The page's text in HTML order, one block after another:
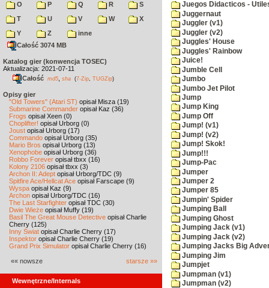
O
P Q R
S
T
U V W
X
Y
Z
inne
Całość 3074 MB
Katalog gier (konwencja TOSEC)
Aktualizacja: 2021-07-11
Całość md5 sha (7-Zip TUGZip)
Opisy gier
"Old Towers" (Atari ST) opisał Misza (19)
Submarine Commander opisał Kaz (36)
Frogs opisał Xeen (0)
Choplifter! opisał Urborg (0)
Joust opisał Urborg (17)
Commando opisał Urborg (35)
Mario Bros opisał Urborg (13)
Xenophobe opisał Urborg (36)
Robbo Forever opisał tbxx (16)
Kolony 2106 opisał tbxx (3)
Archon II: Adept opisał Urborg/TDC (9)
Spitfire Ace/Hellcat Ace opisał Farscape (9)
Wyspa opisał Kaz (9)
Archon opisał Urborg/TDC (16)
The Last Starfighter opisał TDC (30)
Dwie Wieże opisał Muffy (19)
Basil The Great Mouse Detective opisał Charlie
Cherry (125)
Inny Świat opisał Charlie Cherry (17)
Inspektor opisał Charlie Cherry (19)
Grand Prix Simulator opisał Charlie Cherry (16)
«« nowsze starsze »»
Wewnętrzne/Internals
Juegos Didacticos -
Juggernaut
Juggler (v1)
Juggler (v2)
Juggles' House
Juggles' Rainbow
Juice!
Jumble Cell
Jumbo
Jumbo Jet Pilot
Jump
Jump King
Jump Off
Jump! (v1)
Jump! (v2)
Jump! Skok!
Jump!!!
Jump-Pac
Jumper
Jumper 2
Jumper 85
Jumpin' Spider
Jumping Ball
Jumping Ghost
Jumping Jack (v1)
Jumping Jack (v2)
Jumping Jacks Big
Jumping Jim
Jumpjet
Jumpman (v1)
Jumpman (v2)